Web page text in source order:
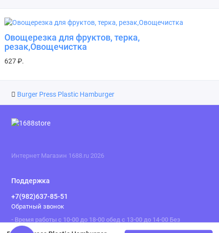
Овощерезка для фруктов, терка,
резак,Овощечистка
627 ₽.
Burger Press Plastic Hamburger
Интернет Магазин 1688.ru 2026
Поддержка
+7(982)637-85-51
Обратный звонок
- Время работы с 10-00 до 18-00 обед с 13-00 до 14-00 Без
выходных .